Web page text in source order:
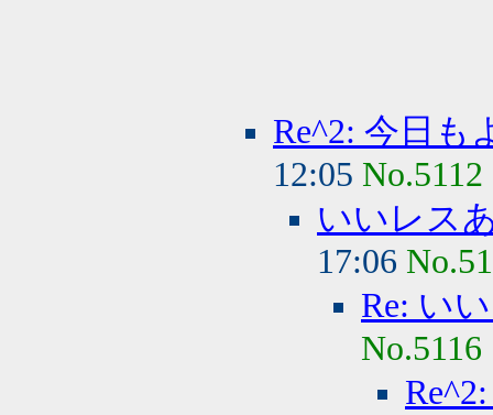
Re^2: 今日も
12:05 No.5112
いいレス
17:06
Re: い
No.5116